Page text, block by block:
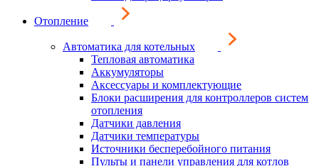
Отопление
Автоматика для котельных
Тепловая автоматика
Аккумуляторы
Аксессуары и комплектующие
Блоки расширения для контроллеров систем
отопления
Датчики давления
Датчики температуры
Источники бесперебойного питания
Пульты и панели управления для котлов